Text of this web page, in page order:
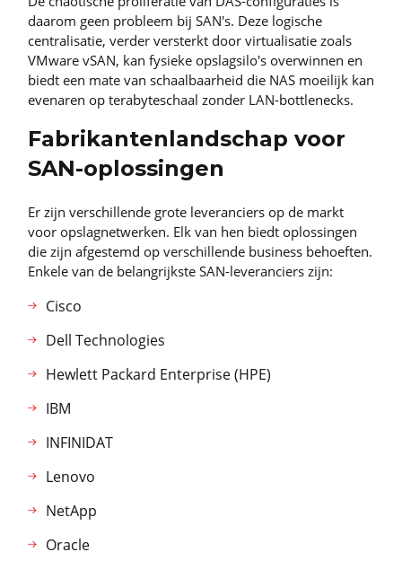
daarom geen probleem bij SAN's. Deze logische
centralisatie, verder versterkt door virtualisatie zoals
VMware vSAN, kan fysieke opslagsilo's overwinnen en
biedt een mate van schaalbaarheid die NAS moeilijk kan
evenaren op terabyteschaal zonder LAN-bottlenecks.
Fabrikantenlandschap voor
SAN-oplossingen
Er zijn verschillende grote leveranciers op de markt
voor opslagnetwerken. Elk van hen biedt oplossingen
die zijn afgestemd op verschillende business behoeften.
Enkele van de belangrijkste SAN-leveranciers zijn:
Cisco
Dell Technologies
Hewlett Packard Enterprise (HPE)
IBM
INFINIDAT
Lenovo
NetApp
Oracle